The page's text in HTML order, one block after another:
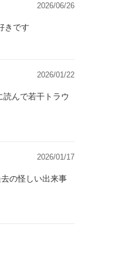
2026/06/26
きです
2026/01/22
んで若干トラウ
2026/01/17